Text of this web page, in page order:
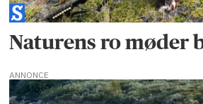
Naturens ro møder
ANNONCE